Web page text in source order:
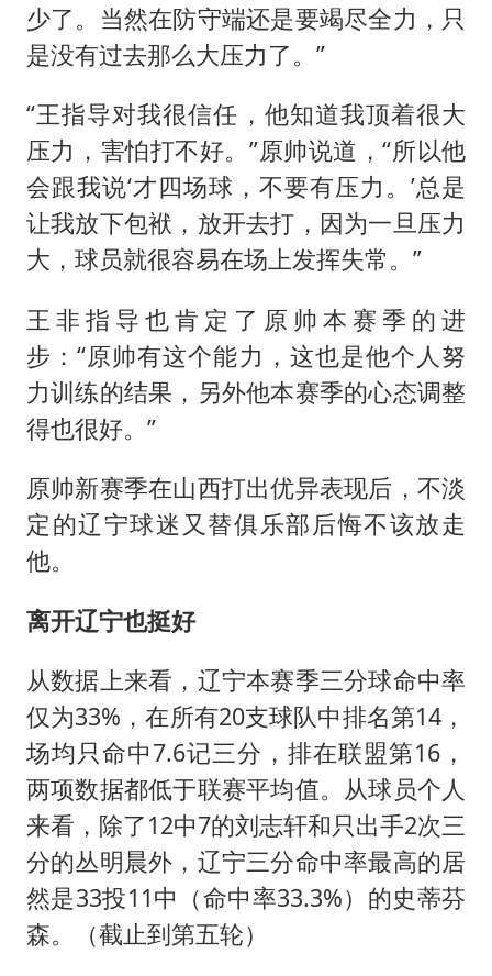
少了。当然在防守端还是要竭尽全力，只
是没有过去那么大压力了。”
“王指导对我很信任，他知道我顶着很大
压力，害怕打不好。”原帅说道，“所以他
会跟我说‘才四场球，不要有压力。’总是
让我放下包袱，放开去打，因为一旦压力
大，球员就很容易在场上发挥失常。”
王非指导也肯定了原帅本赛季的进
步：“原帅有这个能力，这也是他个人努
力训练的结果，另外他本赛季的心态调整
得也很好。”
原帅新赛季在山西打出优异表现后，不淡
定的辽宁球迷又替俱乐部后悔不该放走
他。
离开辽宁也挺好
从数据上来看，辽宁本赛季三分球命中率
仅为33%，在所有20支球队中排名第14，
场均只命中7.6记三分，排在联盟第16，
两项数据都低于联赛平均值。从球员个人
来看，除了12中7的刘志轩和只出手2次三
分的丛明晨外，辽宁三分命中率最高的居
然是33投11中（命中率33.3%）的史蒂芬
森。（截止到第五轮）